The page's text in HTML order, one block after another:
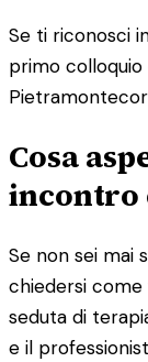
Se ti riconosci
primo
Cosa
incontro
Se non sei mai
chiedersi come
seduta di
e il